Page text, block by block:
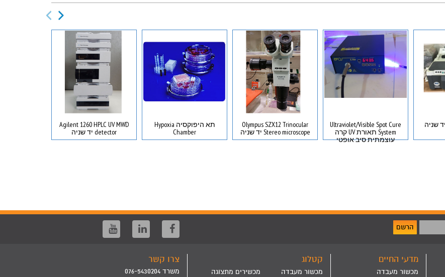
Ultraviolet/Visible Spot Cure
System תאורת UV קרה
עוצמתית סיב אופטי
Olympus SZX12 Trinocular
Stereo microscope יד שניה
תא היפוקסיה Hypoxia
Chamber
Agilent 1260 HPLC UV MWD
detector יד שניה
הרשם
מדעי החיים
מכשור מעבדה
קטלוג
מכשור מעבדה
מכשירים מתצוגה
צרו קשר
משרד 076-5430204